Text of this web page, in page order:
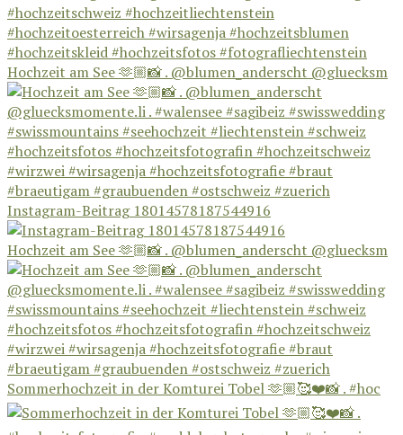
Hochzeit am See 🫶🏼📸 . @blumen_anderscht @gluecksm
Instagram-Beitrag 18014578187544916
Hochzeit am See 🫶🏼📸 . @blumen_anderscht @gluecksm
Sommerhochzeit in der Komturei Tobel 🫶🏼🥰❤️📸 . #hoc